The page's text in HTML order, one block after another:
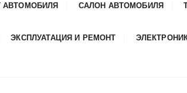
АВТОМОБИЛЯ САЛОН АВТОМОБИЛЯ
ЭКСПЛУАТАЦИЯ И РЕМОНТ